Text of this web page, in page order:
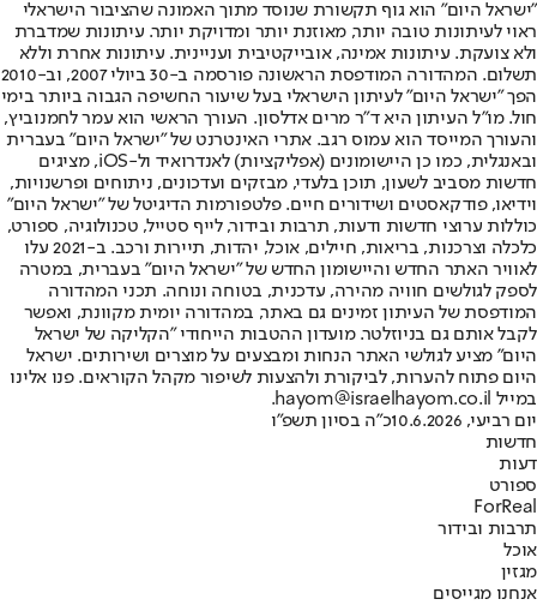
"ישראל היום" הוא גוף תקשורת שנוסד מתוך האמונה שהציבור הישראלי
ראוי לעיתונות טובה יותר, מאוזנת יותר ומדויקת יותר. עיתונות שמדברת
ולא צועקת. עיתונות אמינה, אובייקטיבית ועניינית. עיתונות אחרת וללא
תשלום. המהדורה המודפסת הראשונה פורסמה ב-30 ביולי 2007, וב-2010
הפך "ישראל היום" לעיתון הישראלי בעל שיעור החשיפה הגבוה ביותר בימי
חול. מו"ל העיתון היא ד"ר מרים אדלסון. העורך הראשי הוא עמר לחמנוביץ,
והעורך המייסד הוא עמוס רגב. אתרי האינטרנט של "ישראל היום" בעברית
ובאנגלית, כמו כן היישומונים (אפליקציות) לאנדרואיד ול-iOS, מציגים
חדשות מסביב לשעון, תוכן בלעדי, מבזקים ועדכונים, ניתוחים ופרשנויות,
וידיאו, פודקאסטים ושידורים חיים. פלטפורמות הדיגיטל של "ישראל היום"
כוללות ערוצי חדשות ודעות, תרבות ובידור, לייף סטייל, טכנולוגיה, ספורט,
כלכלה וצרכנות, בריאות, חיילים, אוכל, יהדות, תיירות ורכב. ב-2021 עלו
לאוויר האתר החדש והיישומון החדש של "ישראל היום" בעברית, במטרה
לספק לגולשים חוויה מהירה, עדכנית, בטוחה ונוחה. תכני המהדורה
המודפסת של העיתון זמינים גם באתר, במהדורה יומית מקוונת, ואפשר
לקבל אותם גם בניוזלטר. מועדון ההטבות הייחודי "הקליקה של ישראל
היום" מציע לגולשי האתר הנחות ומבצעים על מוצרים ושירותים. ישראל
היום פתוח להערות, לביקורת ולהצעות לשיפור מקהל הקוראים. פנו אלינו
במייל hayom@israelhayom.co.il.
יום רביעי, 10.6.2026
כ"ה בסיון תשפ"ו
חדשות
דעות
ספורט
ForReal
תרבות ובידור
אוכל
מגזין
אנחנו מגייסים